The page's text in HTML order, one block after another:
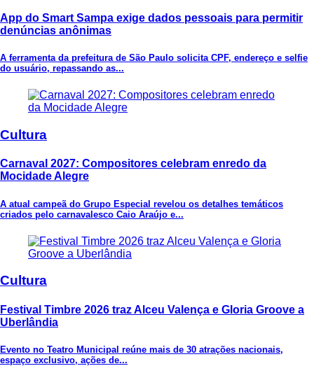
App do Smart Sampa exige dados pessoais para permitir
denúncias anônimas
A ferramenta da prefeitura de São Paulo solicita CPF, endereço e selfie
do usuário, repassando as...
Cultura
Carnaval 2027: Compositores celebram enredo da
Mocidade Alegre
A atual campeã do Grupo Especial revelou os detalhes temáticos
criados pelo carnavalesco Caio Araújo e...
Cultura
Festival Timbre 2026 traz Alceu Valença e Gloria Groove a
Uberlândia
Evento no Teatro Municipal reúne mais de 30 atrações nacionais,
espaço exclusivo, ações de...